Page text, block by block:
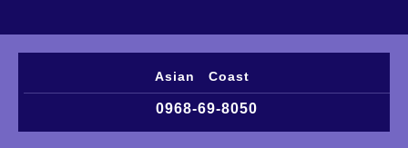
Asian Coast
0968-69-8050